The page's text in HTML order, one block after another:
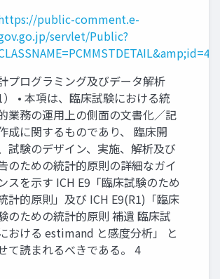
public-comment.e-
servlet/Public?
プログラミング及びデータ解析
1） • 本項は、臨床試験における統
業務の運用上の側面の文書化／記
成に関するものであり、 臨床開
試験のデザイン、実施、解析及び
のための統計的原則の詳細なガイ
スを示す ICH E9「臨床試験のため
計的原則」及び ICH E9(R1)「臨床
のための統計的原則 補遺 臨床試
おける estimand と感度分析」 と
て読まれるべきである。 4